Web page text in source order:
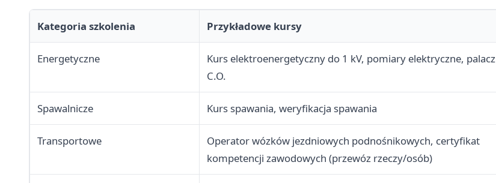
Kategoria szkolenia Przykładowe kursy
Energetyczne
Kurs elektroenergetyczny do 1 kV, pomiary elektryczne, palacz
C.O.
Spawalnicze Kurs spawania, weryfikacja spawania
Transportowe
Operator wózków jezdniowych podnośnikowych, certyfikat
kompetencji zawodowych (przewóz rzeczy/osób)